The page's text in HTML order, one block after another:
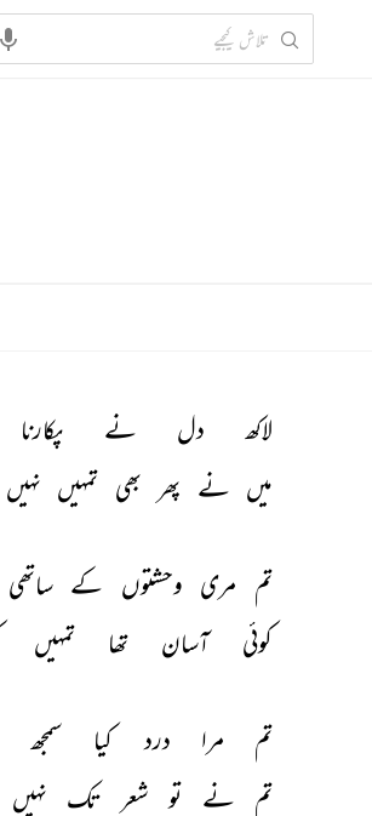
لاکھ دل نے پکارنا
میں نے پھر بھی تمہیں نہیں
تم مری وحشتوں کے ساتھی
کوئی
آسان تھا تمہیں
تم مرا درد کیا سمجھ
تم
نے تو شعر تک نہیں